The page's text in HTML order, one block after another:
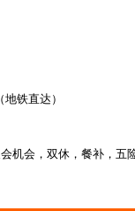
铁直达）
机会，双休，餐补，